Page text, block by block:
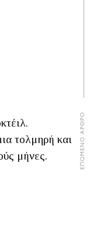
ΕΠΟΜΕΝΟ ΑΡΘΡΟ
τολμηρή και
μήνες.